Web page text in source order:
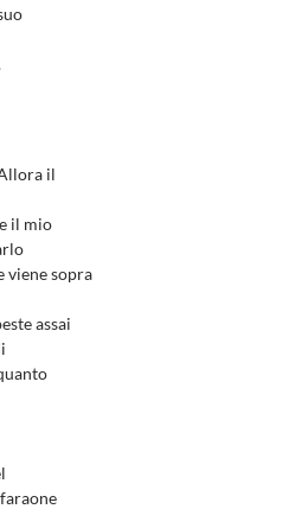
il
il mio
viene sopra
assai